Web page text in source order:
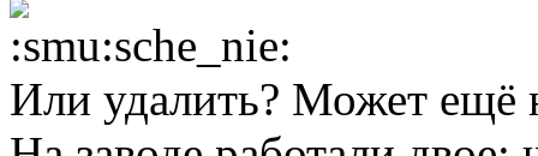
Или удалить? Может ещё